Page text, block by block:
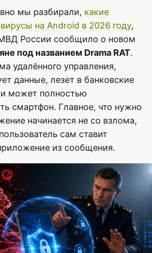
мы разбирали, какие
на Android в 2026 году,
МВД России сообщило о новом
под названием Drama RAT.
удалённого управления,
данные, лезет в банковские
может полностью
смартфон. Главное, что нужно
начинается не со взлома,
сам ставит
из сообщения.